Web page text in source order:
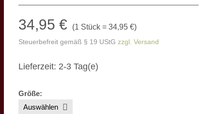
34,95 € (1 Stück = 34,95 €)
Steuerbefreit gemäß § 19 UStG zzgl. Versand
Lieferzeit: 2-3 Tag(e)
Größe: